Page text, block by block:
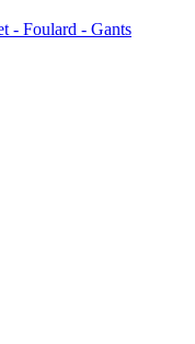
- Foulard - Gants